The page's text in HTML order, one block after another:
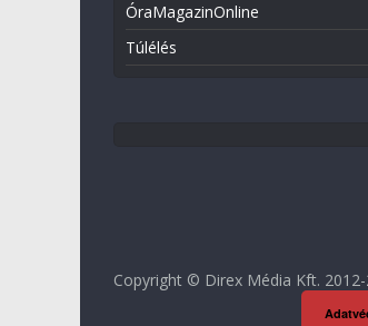
ÓraMagazinOnline
Túlélés
Copyright © Direx Média Kft.